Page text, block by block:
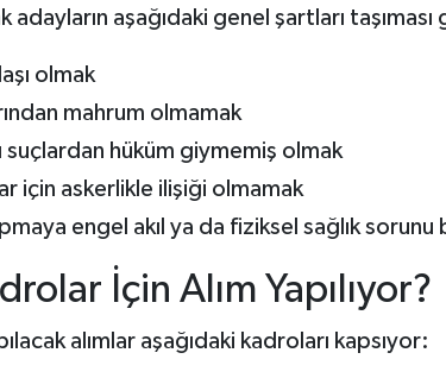
adayların aşağıdaki genel şartları
olmak
mahrum olmamak
suçlardan hüküm giymemiş olmak
için askerlikle ilişiği olmamak
engel akıl ya da fiziksel sağlık sorunu
İçin Alım Yapılıyor?
alımlar aşağıdaki kadroları kapsıyor: